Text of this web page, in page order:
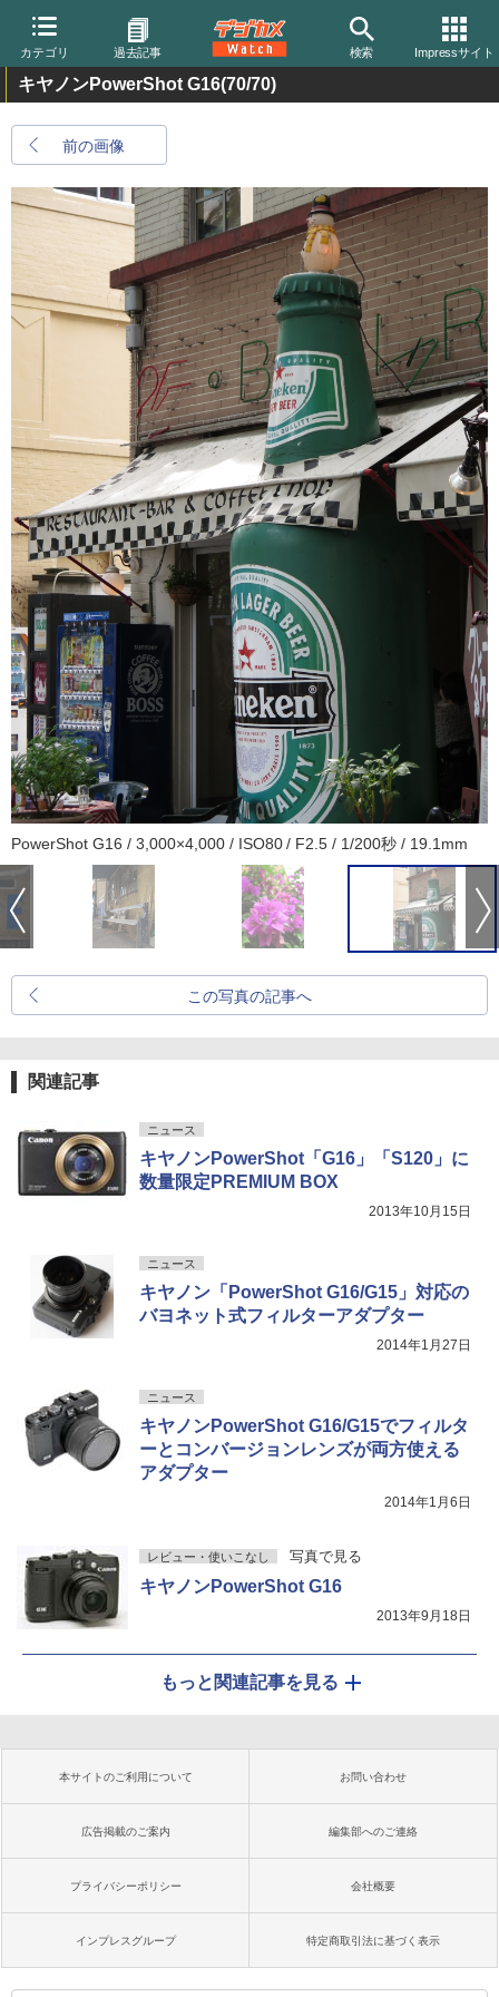
カテゴリ 過去記事 検索 Impressサイト
キヤノンPowerShot G16(70/70)
前の画像
PowerShot G16 / 3,000×4,000 / ISO80 / F2.5 / 1/200秒 / 19.1mm
この写真の記事へ
関連記事
ニュース
キヤノンPowerShot「G16」「S120」に
数量限定PREMIUM BOX
2013年10月15日
ニュース
キヤノン「PowerShot G16/G15」対応の
バヨネット式フィルターアダプター
2014年1月27日
ニュース
キヤノンPowerShot G16/G15でフィルタ
ーとコンバージョンレンズが両方使える
アダプター
2014年1月6日
レビュー・使いこなし 写真で見る
キヤノンPowerShot G16
2013年9月18日
もっと関連記事を見る
本サイトのご利用について お問い合わせ
広告掲載のご案内 編集部へのご連絡
プライバシーポリシー 会社概要
インプレスグループ 特定商取引法に基づく表示